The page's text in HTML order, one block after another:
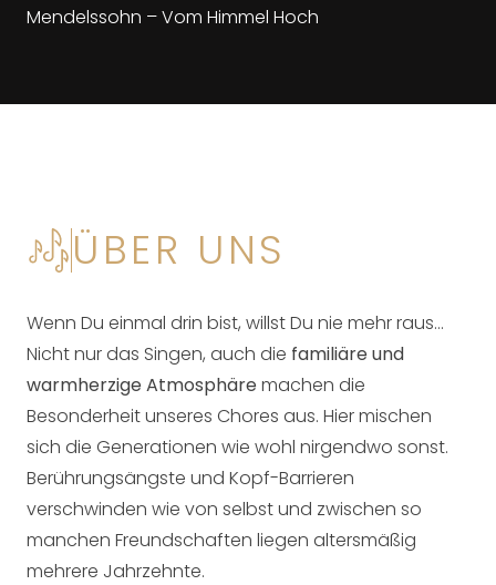
Mendelssohn – Vom Himmel Hoch
ÜBER UNS
Wenn Du einmal drin bist, willst Du nie mehr raus…
Nicht nur das Singen, auch die familiäre und
warmherzige Atmosphäre machen die
Besonderheit unseres Chores aus. Hier mischen
sich die Generationen wie wohl nirgendwo sonst.
Berührungsängste und Kopf-Barrieren
verschwinden wie von selbst und zwischen so
manchen Freundschaften liegen altersmäßig
mehrere Jahrzehnte.